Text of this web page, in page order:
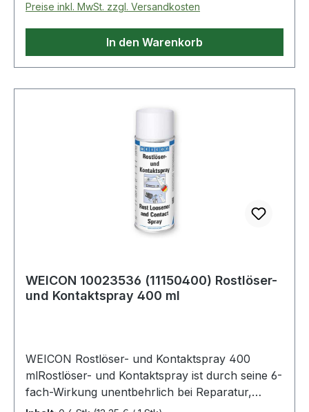
Preise inkl. MwSt. zzgl. Versandkosten
In den Warenkorb
WEICON 10023536 (11150400) Rostlöser-
und Kontaktspray 400 ml
WEICON Rostlöser- und Kontaktspray 400
mlRostlöser- und Kontaktspray ist durch seine 6-
fach-Wirkung unentbehrlich bei Reparatur,
Instandhaltung und Wartung. Durch die sehr